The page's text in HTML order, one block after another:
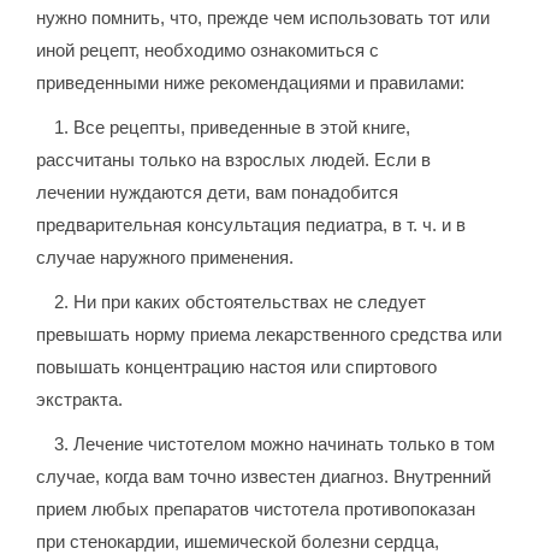
нужно помнить, что, прежде чем использовать тот или
иной рецепт, необходимо ознакомиться с
приведенными ниже рекомендациями и правилами:
1. Все рецепты, приведенные в этой книге,
рассчитаны только на взрослых людей. Если в
лечении нуждаются дети, вам понадобится
предварительная консультация педиатра, в т. ч. и в
случае наружного применения.
2. Ни при каких обстоятельствах не следует
превышать норму приема лекарственного средства или
повышать концентрацию настоя или спиртового
экстракта.
3. Лечение чистотелом можно начинать только в том
случае, когда вам точно известен диагноз. Внутренний
прием любых препаратов чистотела противопоказан
при стенокардии, ишемической болезни сердца,